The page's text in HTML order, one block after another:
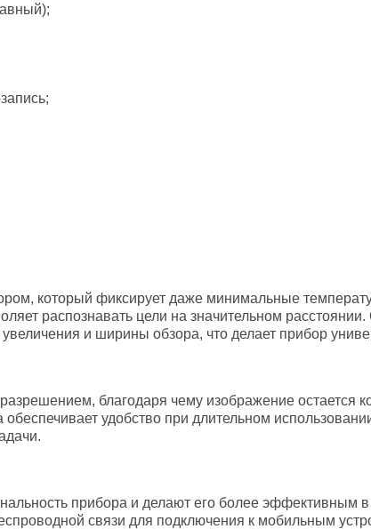
который фиксирует даже минимальные
распознавать цели на значительном
и ширины обзора, что делает прибор
благодаря чему изображение остается
удобство при длительном
прибора и делают его более эффективным в
связи для подключения к мобильным